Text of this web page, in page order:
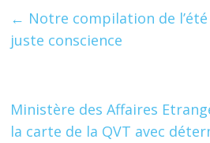
b
o
er e
dI
e g
← Notre compilation de
juste conscience
Ministère des Affaires
la carte de la QVT avec